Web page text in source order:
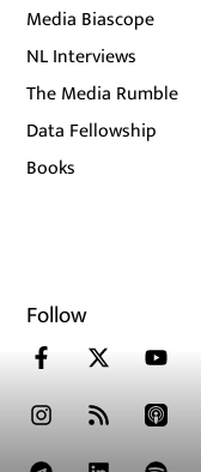
Media Biascope
NL Interviews
The Media Rumble
Data Fellowship
Books
Follow